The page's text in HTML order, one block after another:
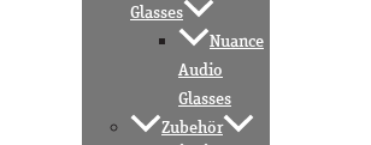
Glasses
Nuance
Audio
Glasses
Zubehör